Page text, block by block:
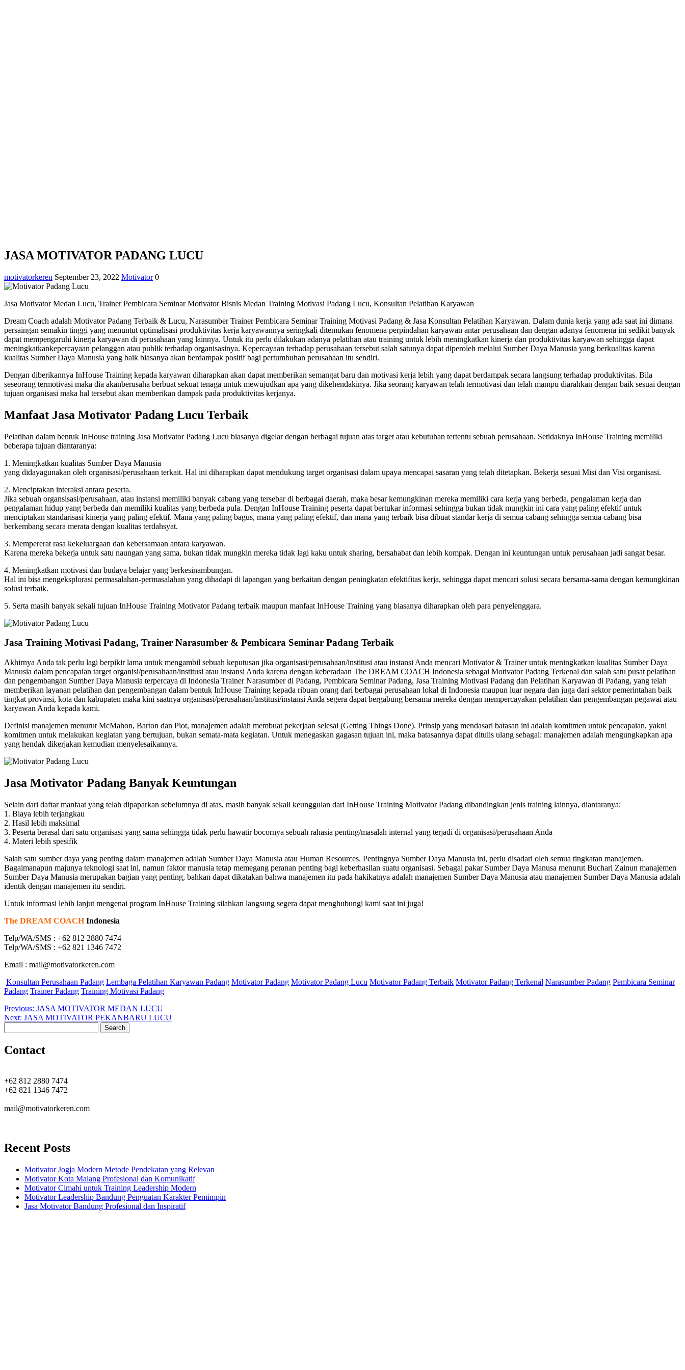
JASA MOTIVATOR PADANG LUCU
motivatorkeren September 23, 2022 Motivator 0
Jasa Motivator Medan Lucu, Trainer Pembicara Seminar Motivator Bisnis Medan Training Motivasi Padang Lucu, Konsultan Pelatihan Karyawan
Dream Coach adalah Motivator Padang Terbaik & Lucu, Narasumber Trainer Pembicara Seminar Training Motivasi Padang & Jasa Konsultan Pelatihan Karyawan. Dalam dunia kerja yang ada saat ini dimana
persaingan semakin tinggi yang menuntut optimalisasi produktivitas kerja karyawannya seringkali ditemukan fenomena perpindahan karyawan antar perusahaan dan dengan adanya fenomena ini sedikit banyak
dapat mempengaruhi kinerja karyawan di perusahaan yang lainnya. Untuk itu perlu dilakukan adanya pelatihan atau training untuk lebih meningkatkan kinerja dan produktivitas karyawan sehingga dapat
meningkatkankepercayaan pelanggan atau publik terhadap organisasinya. Kepercayaan terhadap perusahaan tersebut salah satunya dapat diperoleh melalui Sumber Daya Manusia yang berkualitas karena
kualitas Sumber Daya Manusia yang baik biasanya akan berdampak positif bagi pertumbuhan perusahaan itu sendiri.
Dengan diberikannya InHouse Training kepada karyawan diharapkan akan dapat memberikan semangat baru dan motivasi kerja lebih yang dapat berdampak secara langsung terhadap produktivitas. Bila
seseorang termotivasi maka dia akanberusaha berbuat sekuat tenaga untuk mewujudkan apa yang dikehendakinya. Jika seorang karyawan telah termotivasi dan telah mampu diarahkan dengan baik sesuai dengan
tujuan organisasi maka hal tersebut akan memberikan dampak pada produktivitas kerjanya.
Manfaat Jasa Motivator Padang Lucu Terbaik
Pelatihan dalam bentuk InHouse training Jasa Motivator Padang Lucu biasanya digelar dengan berbagai tujuan atas target atau kebutuhan tertentu sebuah perusahaan. Setidaknya InHouse Training memiliki
beberapa tujuan diantaranya:
1. Meningkatkan kualitas Sumber Daya Manusia
yang didayagunakan oleh organisasi/perusahaan terkait. Hal ini diharapkan dapat mendukung target organisasi dalam upaya mencapai sasaran yang telah ditetapkan. Bekerja sesuai Misi dan Visi organisasi.
2. Menciptakan interaksi antara peserta.
Jika sebuah organsisasi/perusahaan, atau instansi memiliki banyak cabang yang tersebar di berbagai daerah, maka besar kemungkinan mereka memiliki cara kerja yang berbeda, pengalaman kerja dan
pengalaman hidup yang berbeda dan memiliki kualitas yang berbeda pula. Dengan InHouse Training peserta dapat bertukar informasi sehingga bukan tidak mungkin ini cara yang paling efektif untuk
menciptakan standarisasi kinerja yang paling efektif. Mana yang paling bagus, mana yang paling efektif, dan mana yang terbaik bisa dibuat standar kerja di semua cabang sehingga semua cabang bisa
berkembang secara merata dengan kualitas terdahsyat.
3. Mempererat rasa kekeluargaan dan kebersamaan antara karyawan.
Karena mereka bekerja untuk satu naungan yang sama, bukan tidak mungkin mereka tidak lagi kaku untuk sharing, bersahabat dan lebih kompak. Dengan ini keuntungan untuk perusahaan jadi sangat besar.
4. Meningkatkan motivasi dan budaya belajar yang berkesinambungan.
Hal ini bisa mengeksplorasi permasalahan-permasalahan yang dihadapi di lapangan yang berkaitan dengan peningkatan efektifitas kerja, sehingga dapat mencari solusi secara bersama-sama dengan kemungkinan
solusi terbaik.
5. Serta masih banyak sekali tujuan InHouse Training Motivator Padang terbaik maupun manfaat InHouse Training yang biasanya diharapkan oleh para penyelenggara.
Jasa Training Motivasi Padang, Trainer Narasumber & Pembicara Seminar Padang Terbaik
Akhirnya Anda tak perlu lagi berpikir lama untuk mengambil sebuah keputusan jika organisasi/perusahaan/institusi atau instansi Anda mencari Motivator & Trainer untuk meningkatkan kualitas Sumber Daya
Manusia dalam pencapaian target organisi/perusahaan/institusi atau instansi Anda karena dengan keberadaan The DREAM COACH Indonesia sebagai Motivator Padang Terkenal dan salah satu pusat pelatihan
dan pengembangan Sumber Daya Manusia terpercaya di Indonesia Trainer Narasumber di Padang, Pembicara Seminar Padang, Jasa Training Motivasi Padang dan Pelatihan Karyawan di Padang, yang telah
memberikan layanan pelatihan dan pengembangan dalam bentuk InHouse Training kepada ribuan orang dari berbagai perusahaan lokal di Indonesia maupun luar negara dan juga dari sektor pemerintahan baik
tingkat provinsi, kota dan kabupaten maka kini saatnya organisasi/perusahaan/institusi/instansi Anda segera dapat bergabung bersama mereka dengan mempercayakan pelatihan dan pengembangan pegawai atau
karyawan Anda kepada kami.
Definisi manajemen menurut McMahon, Barton dan Piot, manajemen adalah membuat pekerjaan selesai (Getting Things Done). Prinsip yang mendasari batasan ini adalah komitmen untuk pencapaian, yakni
komitmen untuk melakukan kegiatan yang bertujuan, bukan semata-mata kegiatan. Untuk menegaskan gagasan tujuan ini, maka batasannya dapat ditulis ulang sebagai: manajemen adalah mengungkapkan apa
yang hendak dikerjakan kemudian menyelesaikannya.
Jasa Motivator Padang Banyak Keuntungan
Selain dari daftar manfaat yang telah dipaparkan sebelumnya di atas, masih banyak sekali keunggulan dari InHouse Training Motivator Padang dibandingkan jenis training lainnya, diantaranya:
1. Biaya lebih terjangkau
2. Hasil lebih maksimal
3. Peserta berasal dari satu organisasi yang sama sehingga tidak perlu hawatir bocornya sebuah rahasia penting/masalah internal yang terjadi di organisasi/perusahaan Anda
4. Materi lebih spesifik
Salah satu sumber daya yang penting dalam manajemen adalah Sumber Daya Manusia atau Human Resources. Pentingnya Sumber Daya Manusia ini, perlu disadari oleh semua tingkatan manajemen.
Bagaimanapun majunya teknologi saat ini, namun faktor manusia tetap memegang peranan penting bagi keberhasilan suatu organisasi. Sebagai pakar Sumber Daya Manusa menurut Buchari Zainun manajemen
Sumber Daya Manusia merupakan bagian yang penting, bahkan dapat dikatakan bahwa manajemen itu pada hakikatnya adalah manajemen Sumber Daya Manusia atau manajemen Sumber Daya Manusia adalah
identik dengan manajemen itu sendiri.
Untuk informasi lebih lanjut mengenai program InHouse Training silahkan langsung segera dapat menghubungi kami saat ini juga!
The DREAM COACHIndonesia
Telp/WA/SMS : +62 812 2880 7474
Telp/WA/SMS : +62 821 1346 7472
Email : mail@motivatorkeren.com
Konsultan Perusahaan Padang Lembaga Pelatihan Karyawan Padang Motivator Padang Motivator Padang Lucu Motivator Padang Terbaik Motivator Padang Terkenal Narasumber Padang Pembicara Seminar
Padang Trainer Padang Training Motivasi Padang
Post
navigation
Previous: Previous
post:
JASA MOTIVATOR MEDAN LUCU
Next: Next
JASA MOTIVATOR PEKANBARU LUCU
for:
Contact
+62 812 2880 7474
+62 821 1346 7472
mail@motivatorkeren.com
Recent Posts
Motivator Jogja Modern Metode Pendekatan yang Relevan
Motivator Kota Malang Profesional dan Komunikatif
Motivator Cimahi untuk Training Leadership Modern
Motivator Leadership Bandung Penguatan Karakter Pemimpin
Jasa Motivator Bandung Profesional dan Inspiratif